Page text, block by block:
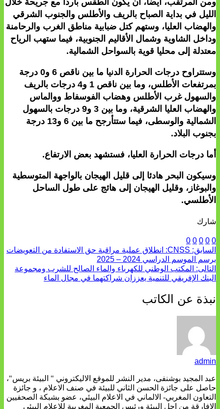
الليل في بداية الصباح بالريف والأطلس والجنوب الشرقي
والهضاب العليا، وستهم كتل ضبابية مناطق الغرب والرحامنة
وداخل الشاوية وشمال الأقاليم الجنوبية، فيما ستهب الرياح
معتدلة إلى محليا قوية بالسواحل الشمالية.
وستتراوح درجات الحرارة الدنيا ما بين ناقص 6 و0 درجة
بمرتفعات الأطلس، وما بين ناقص 1 و4 درجات بالريف
والسهول غرب الأطلس وهضاب الفوسفاط ووالماس
والهضاب العليا الشرقية، وما بين 3 و9 درجات بالسهول
الشمالية والوسطى، فيما ستتأرجح ما بين 6 و13 درجة
بجنوب البلاد.
أما درجات الحرارة العليا، فستشهد بعض الارتفاع.
وسيكون البحر هادئا إلى قليل الهيجان بالواجهة المتوسطية
والبوغاز، وقليل الهيجان إلى هائج على طول الساحل
الأطلسي.
شارك
0
0
0
0
0
السابق:
CNSS: انطلاق عملية مراقبة حق الاستفادة من التعويضات
برسم الموسم الدراسي 2024 – 2025
التالى: المكتب الوطني للكهرباء والماء الصالح للشرب ومجموعة
البنك الإفريقي للتنمية يعززان شراكتهما في مجال الماء
نبذة عن الكاتب
admin
عبد المجيد بوشنفى، مدير النشر للموقع الاليكتروني " البيئة بريس"،
حاصل على جائزة الحسن الثاني للبيئة في صنف الاعلام ، و جائزة
التعاون المغربي- الالماني في الاعلام البيئي، عضو بشبكة الصحفيين
الافارقة من اجل البيئة ورئيس الجمعية المغربية للاعلام البيئي